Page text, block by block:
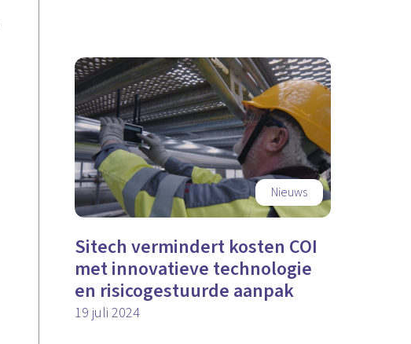
Nieuws
Sitech vermindert kosten COI
met innovatieve technologie
en risicogestuurde aanpak
19 juli 2024